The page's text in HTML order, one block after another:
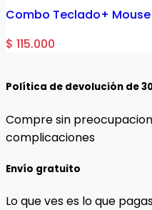
Combo Teclado+ Mouse
$ 115.000
Política de devolución de
Compre sin
complicaciones
Envío gratuito
Lo que ves es lo que